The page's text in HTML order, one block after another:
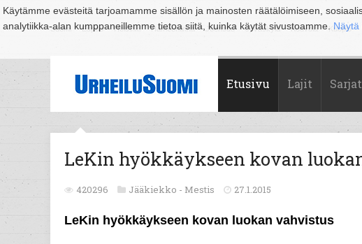
Käytämme evästeitä tarjoamamme sisällön ja mainosten räätälöimiseen,
analytiikka-alan kumppaneillemme tietoa siitä, kuinka käytät sivustoamme. Näytä
Suomi Espoo Helsinki Hämeenlinna Joensuu Jyväskylä Kouvola Kuopio
Etusivu Lajit Sarjat
LeKin hyökkäykseen kovan
420296 Jääkiekko - Mestis 27.1.2015
LeKin hyökkäykseen kovan luokan vahvistus